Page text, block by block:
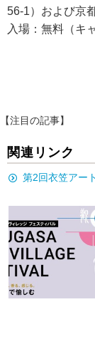
56-1）および京
入場：無料（キ
【注目の記事】
関連リンク
第2回衣笠アー